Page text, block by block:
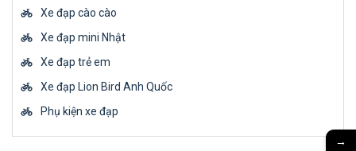
Xe đạp cào cào
Xe đạp mini Nhật
Xe đạp trẻ em
Xe đạp Lion Bird Anh Quốc
Phụ kiện xe đạp
→